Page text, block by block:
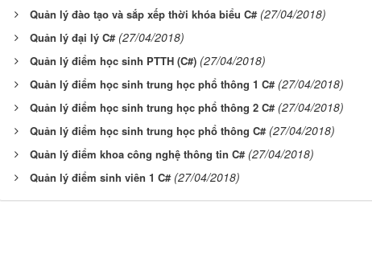
Quản lý đào tạo và sắp xếp thời khóa biểu C# (27/04/2018)
Quản lý đại lý C# (27/04/2018)
Quản lý điểm học sinh PTTH (C#) (27/04/2018)
Quản lý điểm học sinh trung học phổ thông 1 C# (27/04/2018)
Quản lý điểm học sinh trung học phổ thông 2 C# (27/04/2018)
Quản lý điểm học sinh trung học phổ thông C# (27/04/2018)
Quản lý điểm khoa công nghệ thông tin C# (27/04/2018)
Quản lý điểm sinh viên 1 C# (27/04/2018)